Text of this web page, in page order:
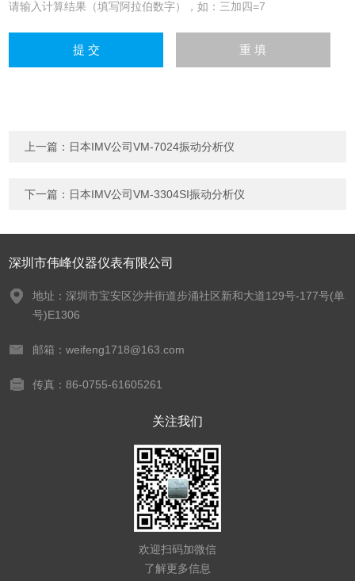
请输入计算结果（填写阿拉伯数字），如：三加四=7
上一篇： 日本IMV公司VM-7024振动分析仪
下一篇： 日本IMV公司VM-3304SI振动分析仪
深圳市伟峰仪器仪表有限公司
地址：深圳市宝安区沙井街道步涌社区新和大道129号-177号(单
号)E1306
邮箱：weifeng1718@163.com
传真：86-0755-61605261
关注我们
欢迎扫码加微信
了解更多信息